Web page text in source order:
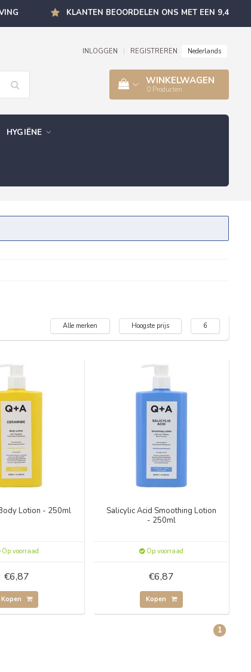
KLANTEN BEOORDELEN ONS MET EEN 9,4
INLOGGEN REGISTREREN Nederlands
WINKELWAGEN
0 Producten
HYGIËNE
Alle merken Hoogste prijs 6
Lotion - 250ml
Op voorraad
€6,87
Kopen
Salicylic Acid Smoothing Lotion
- 250ml
Op voorraad
€6,87
Kopen
1